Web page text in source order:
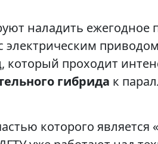
наладить ежегодное
электрическим
проходит
гибрида к
которого является